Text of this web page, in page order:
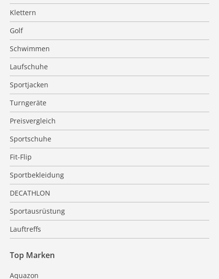
Klettern
Golf
Schwimmen
Laufschuhe
Sportjacken
Turngeräte
Preisvergleich
Sportschuhe
Fit-Flip
Sportbekleidung
DECATHLON
Sportausrüstung
Lauftreffs
Top Marken
Aquazon